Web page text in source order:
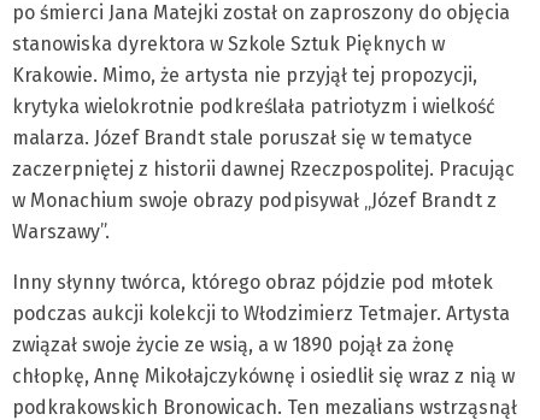
po śmierci Jana Matejki został on zaproszony do objęcia
stanowiska dyrektora w Szkole Sztuk Pięknych w
Krakowie. Mimo, że artysta nie przyjął tej propozycji,
krytyka wielokrotnie podkreślała patriotyzm i wielkość
malarza. Józef Brandt stale poruszał się w tematyce
zaczerpniętej z historii dawnej Rzeczpospolitej. Pracując
w Monachium swoje obrazy podpisywał „Józef Brandt z
Warszawy”.
Inny słynny twórca, którego obraz pójdzie pod młotek
podczas aukcji kolekcji to Włodzimierz Tetmajer. Artysta
związał swoje życie ze wsią, a w 1890 pojął za żonę
chłopkę, Annę Mikołajczykównę i osiedlił się wraz z nią w
podkrakowskich Bronowicach. Ten mezalians wstrząsnął